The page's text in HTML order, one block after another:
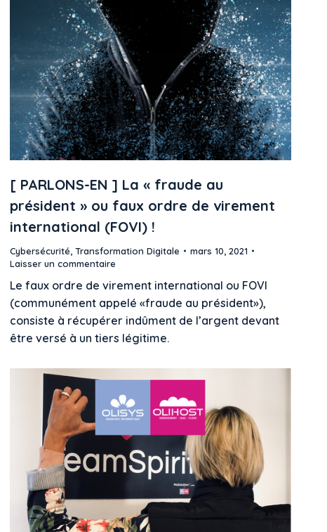
[ PARLONS-EN ] La « fraude au
président » ou faux ordre de virement
international (FOVI) !
Cybersécurité, Transformation Digitale
mars 10, 2021
Laisser un commentaire
Le faux ordre de virement international ou FOVI
(communément appelé «fraude au président»),
consiste à récupérer indûment de l’argent devant
être versé à un tiers légitime.